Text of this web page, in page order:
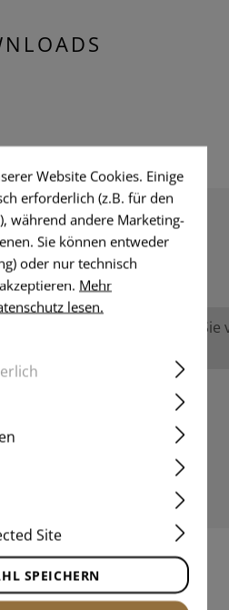
gefunden. Gehen
PRODUKTE
Website Cookies. Einige
erforderlich (z.B. für den
während andere Marketing-
Sie können entweder
oder nur technisch
Mehr
lesen.
Site
SPEICHERN